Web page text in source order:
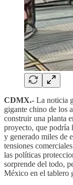
CDMX.- La noticia
gigante chino de los
construir una planta
proyecto, que podría
y generado miles de
tensiones
las políticas
sorprende del todo,
México en el tablero